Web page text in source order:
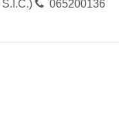
065200136